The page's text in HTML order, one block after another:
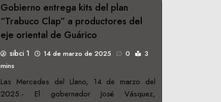
Gobierno entrega kits del plan
“Trabuco Clap” a productores del
eje oriental de Guárico
sibci 1 14 de marzo de 2025 0
3
mins
Las Mercedes del Llano, 14 de marzo del
2025.- El gobernador José Vásquez,